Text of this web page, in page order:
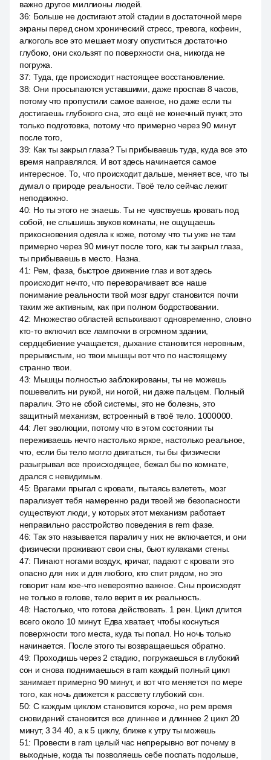
важно другое миллионы людей.
36: Больше не достигают этой стадии в достаточной мере
экраны перед сном хронический стресс, тревога, кофеин,
алкоголь все это мешает мозгу опуститься достаточно
глубоко, они скользят по поверхности сна, никогда не
погружа.
37: Туда, где происходит настоящее восстановление.
38: Они просыпаются уставшими, даже проспав 8 часов,
потому что пропустили самое важное, но даже если ты
достигаешь глубокого сна, это ещё не конечный пункт, это
только подготовка, потому что примерно через 90 минут
после того,
39: Как ты закрыл глаза? Ты прибываешь туда, куда все это
время направлялся. И вот здесь начинается самое
интересное. То, что происходит дальше, меняет все, что ты
думал о природе реальности. Твоё тело сейчас лежит
неподвижно.
40: Но ты этого не знаешь. Ты не чувствуешь кровать под
собой, не слышишь звуков комнаты, не ощущаешь
прикосновения одеяла к коже, потому что ты уже не там
примерно через 90 минут после того, как ты закрыл глаза,
ты прибываешь в место. Назна.
41: Рем, фаза, быстрое движение глаз и вот здесь
происходит нечто, что переворачивает все наше
понимание реальности твой мозг вдруг становится почти
таким же активным, как при полном бодрствовании.
42: Множество областей вспыхивают одновременно, словно
кто-то включил все лампочки в огромном здании,
сердцебиение учащается, дыхание становится неровным,
прерывистым, но твои мышцы вот что по настоящему
странно твои.
43: Мышцы полностью заблокированы, ты не можешь
пошевелить ни рукой, ни ногой, ни даже пальцем. Полный
паралич. Это не сбой системы, это не болезнь, это
защитный механизм, встроенный в твоё тело. 1000000.
44: Лет эволюции, потому что в этом состоянии ты
переживаешь нечто настолько яркое, настолько реальное,
что, если бы тело могло двигаться, ты бы физически
разыгрывал все происходящее, бежал бы по комнате,
дрался с невидимым.
45: Врагами прыгал с кровати, пытаясь взлететь, мозг
парализует тебя намеренно ради твоей же безопасности
существуют люди, у которых этот механизм работает
неправильно расстройство поведения в rem фазе.
46: Так это называется паралич у них не включается, и они
физически проживают свои сны, бьют кулаками стены.
47: Пинают ногами воздух, кричат, падают с кровати это
опасно для них и для любого, кто спит рядом, но это
говорит нам кое-что невероятно важное. Сны происходят
не только в голове, тело верит в их реальность.
48: Настолько, что готова действовать. 1 рен. Цикл длится
всего около 10 минут. Едва хватает, чтобы коснуться
поверхности того места, куда ты попал. Но ночь только
начинается. После этого ты возвращаешься обратно.
49: Проходишь через 2 стадию, погружаешься в глубокий
сон и снова поднимаешься в ram каждый полный цикл
занимает примерно 90 минут, и вот что меняется по мере
того, как ночь движется к рассвету глубокий сон.
50: С каждым циклом становится короче, но рем время
сновидений становится все длиннее и длиннее 2 цикл 20
минут, 3 34 40, а к 5 циклу, ближе к утру ты можешь
51: Провести в ram целый час непрерывно вот почему в
выходные, когда ты позволяешь себе поспать подольше,